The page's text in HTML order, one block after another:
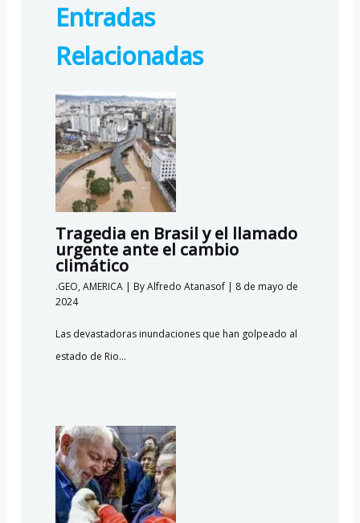
o
o
k
a
m
A
p
p
c
o
Entradas
Relacionadas
Tragedia en Brasil y el llamado
urgente ante el cambio
climático
.GEO,AMERICA| ByAlfredo Atanasof | 8 de mayo de
2024
Las devastadoras inundaciones que han golpeado al
estado de Rio…